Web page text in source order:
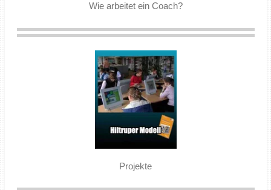
Wie arbeitet ein Coach?
Projekte